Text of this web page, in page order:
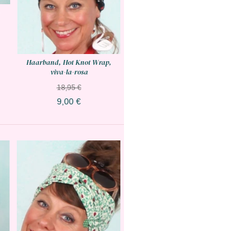
Haarband, Hot Knot Wrap,
viva-la-rosa
18,95 €
9,00 €